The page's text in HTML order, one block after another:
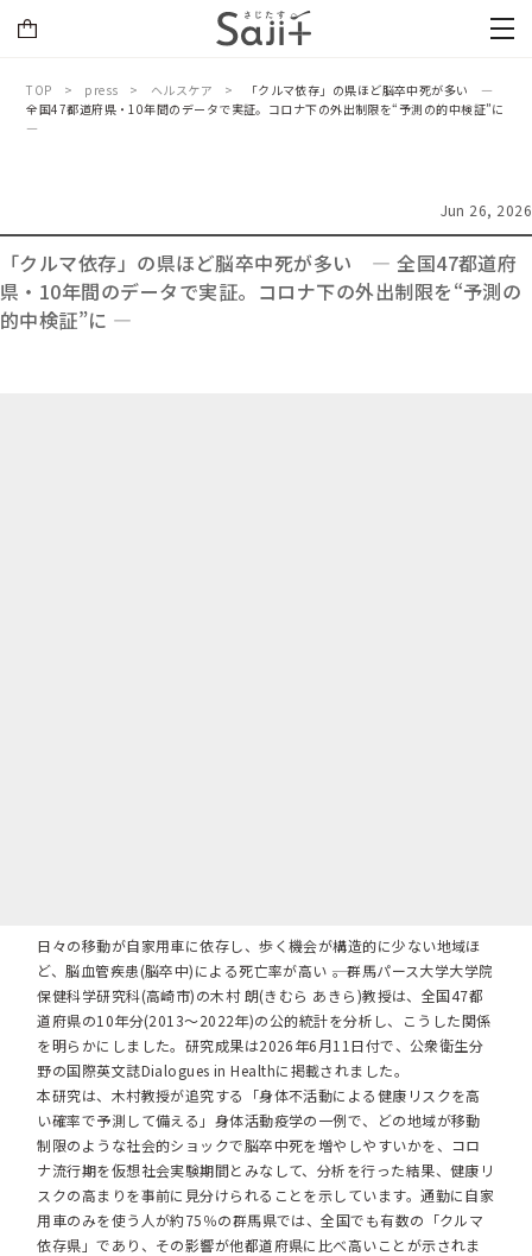
TOP press ヘルスケア
「クルマ依存」の県ほど脳卒中死が多い ―
全国47都道府県・10年間のデータで実証。コロナ下の外出制限を“予測の的中検証”に
―
Jun 26, 2026
「クルマ依存」の県ほど脳卒中死が多い ― 全国47都道府
県・10年間のデータで実証。コロナ下の外出制限を“予測の
的中検証”に ―
日々の移動が自家用車に依存し、歩く機会が構造的に少ない地域ほ
ど、脳血管疾患(脳卒中)による死亡率が高い ――。群馬パース大学大学院
保健科学研究科(高崎市)の木村 朗(きむら あきら)教授は、全国47都
道府県の10年分(2013～2022年)の公的統計を分析し、こうした関係
を明らかにしました。研究成果は2026年6月11日付で、公衆衛生分
野の国際英文誌Dialogues in Healthに掲載されました。
本研究は、木村教授が追究する「身体不活動による健康リスクを高
い確率で予測して備える」身体活動疫学の一例で、どの地域が移動
制限のような社会的ショックで脳卒中死を増やしやすいかを、コロ
ナ流行期を仮想社会実験期間とみなして、分析を行った結果、健康リ
スクの高まりを事前に見分けられることを示しています。通勤に自家
用車のみを使う人が約75％の群馬県では、全国でも有数の「クルマ
依存県」であり、その影響が他都道府県に比べ高いことが示されま